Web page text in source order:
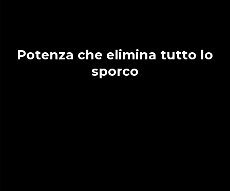
Potenza che elimina tutto lo
sporco